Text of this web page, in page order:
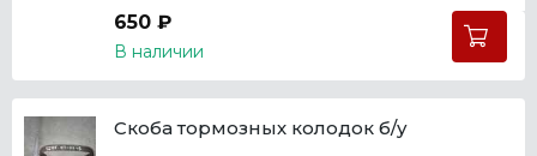
650 ₽
В наличии
Скоба тормозных колодок б/у